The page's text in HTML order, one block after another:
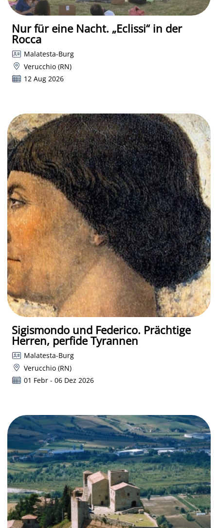
Nur für eine Nacht. „Eclissi“ in der
Rocca
Malatesta-Burg
Verucchio (RN)
12 Aug 2026
Sigismondo und Federico. Prächtige
Herren, perfide Tyrannen
Malatesta-Burg
Verucchio (RN)
01 Febr - 06 Dez 2026